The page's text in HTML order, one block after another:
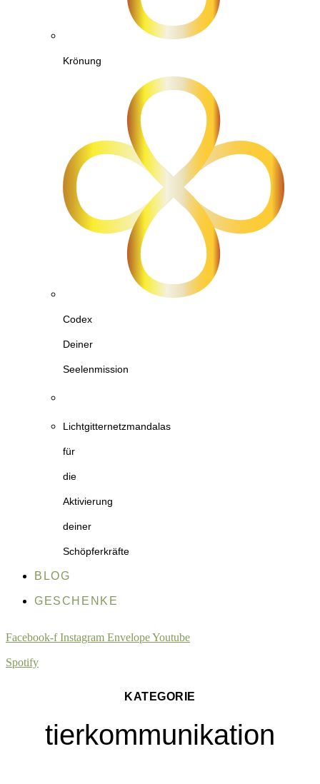
Krönung
Codex
Deiner
Seelenmission
Lichtgitternetzmandalas
für
die
Aktivierung
deiner
Schöpferkräfte
BLOG
GESCHENKE
Facebook-f Instagram EnvelopeYoutube
Spotify
KATEGORIE
tierkommunikation